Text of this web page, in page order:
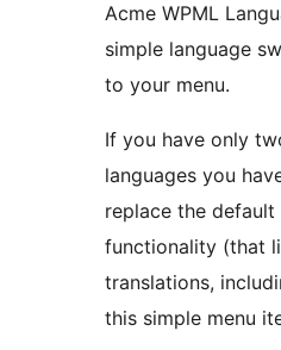
Acme WPML
simple language
to your menu.
If you have only
languages you
replace the default
functionality (that
translations,
this simple menu